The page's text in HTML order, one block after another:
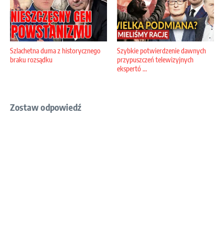
Szlachetna duma z historycznego
braku rozsądku
Szybkie potwierdzenie dawnych
przypuszczeń telewizyjnych
ekspertó ...
Zostaw odpowiedź